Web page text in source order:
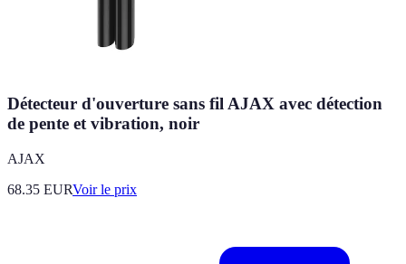
Détecteur d'ouverture sans fil AJAX avec détection
de pente et vibration, noir
AJAX
68.35 EURVoir le prix